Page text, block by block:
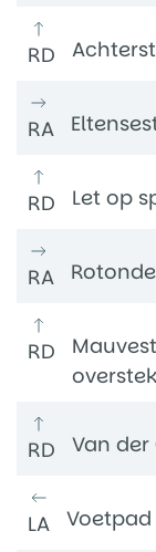
RD
RA
RD Let op
RA
RD
RD Van
LA